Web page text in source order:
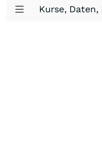
Kurse, Daten,